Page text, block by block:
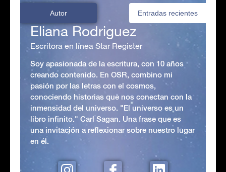
Autor Entradas recientes
Eliana Rodriguez
Escritora en línea Star Register
Soy apasionada de la escritura, con 10 años
creando contenido. En OSR, combino mi
pasión por las letras con el cosmos,
conociendo historias que nos conectan con la
inmensidad del universo. "El universo es un
libro infinito." Carl Sagan. Una frase que es
una invitación a reflexionar sobre nuestro lugar
en él.